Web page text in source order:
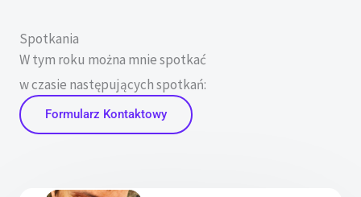
Spotkania
W tym roku można mnie spotkać
w czasie następujących spotkań:
Formularz Kontaktowy